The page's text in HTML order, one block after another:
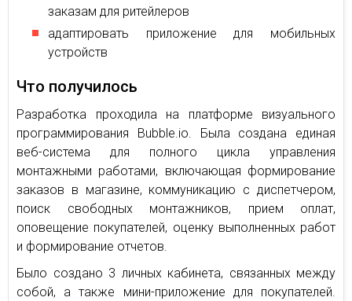
заказам для ритейлеров
адаптировать приложение для мобильных
устройств
Что получилось
Разработка проходила на платформе визуального
программирования Bubble.io. Была создана единая
веб-система для полного цикла управления
монтажными работами, включающая формирование
заказов в магазине, коммуникацию с диспетчером,
поиск свободных монтажников, прием оплат,
оповещение покупателей, оценку выполненных работ
и формирование отчетов.
Было создано 3 личных кабинета, связанных между
собой, а также мини-приложение для покупателей.